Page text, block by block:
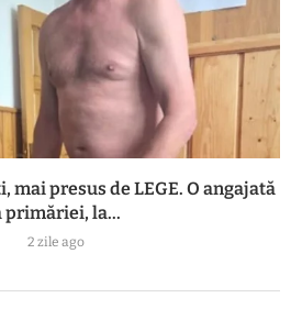
presus de LEGE. O angajată
primăriei, la...
2 zile ago